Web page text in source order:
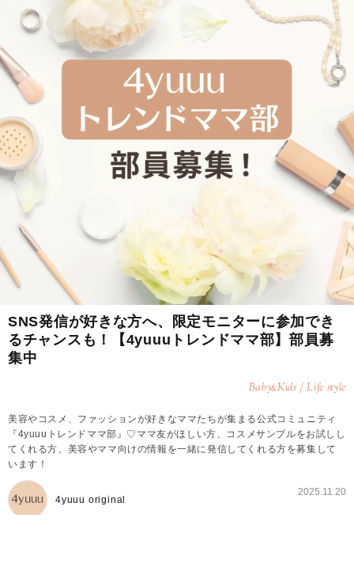
SNS発信が好きな方へ、限定モニターに参加でき
るチャンスも！【4yuuuトレンドママ部】部員募
集中
Baby&Kids / Life style
美容やコスメ、ファッションが好きなママたちが集まる公式コミュニティ
『4yuuuトレンドママ部』♡ママ友がほしい方、コスメサンプルをお試しし
てくれる方、美容やママ向けの情報を一緒に発信してくれる方を募集して
います！
4yuuu original
2025.11.20